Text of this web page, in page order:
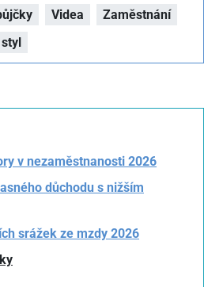
Videa
Zaměstnání
v nezaměstnanosti 2026
důchodu s nižším
srážek ze mzdy 2026